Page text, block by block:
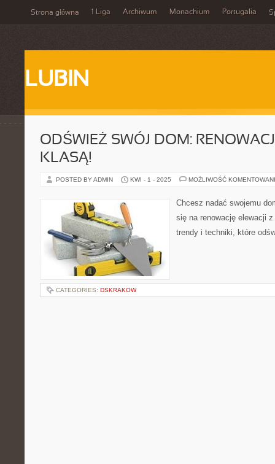
Strona główna 1 Liga Archiwum Monachium Portugalia
LUBIN
ODŚWIEŻ SWÓJ DOM:
KLASĄ!
POSTED BY ADMIN KWI - 1 - 2025 MOŻLIWOŚĆ
Chcesz nadać swojemu
się na renowację elewacji
trendy i techniki, które
CATEGORIES: DSKRAKOW